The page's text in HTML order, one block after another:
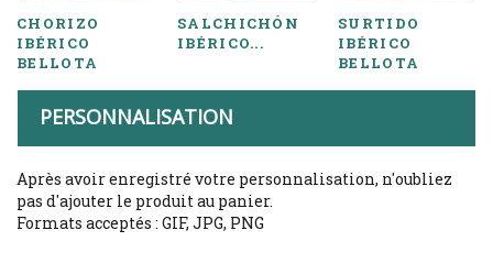
CHORIZO
IBÉRICO
BELLOTA
SALCHICHÓN
IBÉRICO...
SURTIDO
IBÉRICO
BELLOTA
PERSONNALISATION
Après avoir enregistré votre personnalisation, n'oubliez
pas d'ajouter le produit au panier.
Formats acceptés : GIF, JPG, PNG